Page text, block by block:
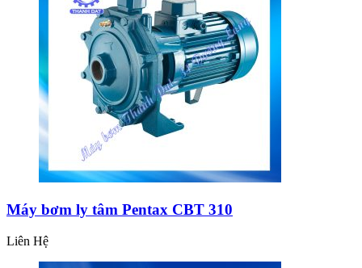
Máy bơm ly tâm Pentax CBT 310
Liên Hệ